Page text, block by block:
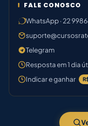
FALE CONOSCO
WhatsApp · 22
Telegram
Resposta em 1 dia
Indicar e ganhar